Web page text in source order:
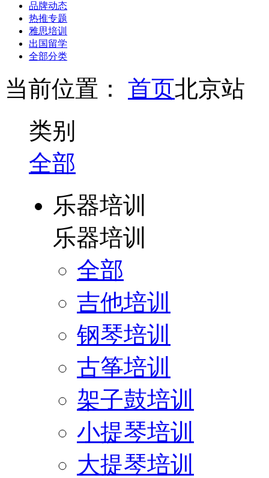
品牌动态
热推专题
雅思培训
出国留学
全部分类
当前位置： 首页北京站
类别
全部
乐器培训
乐器培训
全部
吉他培训
钢琴培训
古筝培训
架子鼓培训
小提琴培训
大提琴培训